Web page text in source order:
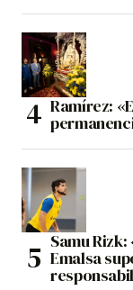
Ramírez:
Samu
Emalsa